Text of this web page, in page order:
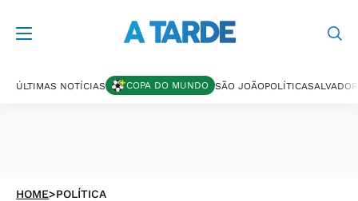
ÚLTIMAS NOTÍCIAS COPA DO MUNDO SÃO JOÃOPOLÍTICASALVADOR
HOME>POLÍTICA